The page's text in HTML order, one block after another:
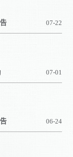
07-22
07-01
06-24